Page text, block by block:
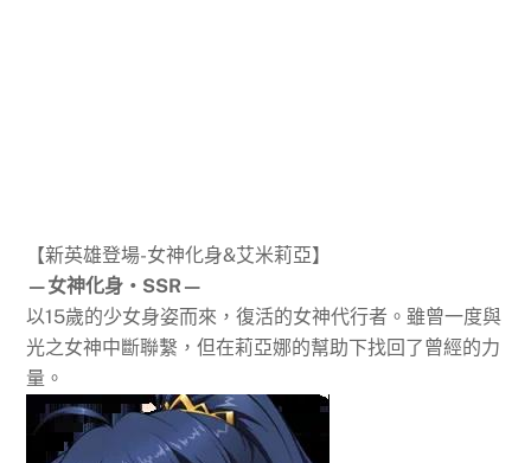
【新英雄登場-女神化身&艾米莉亞】
—女神化身‧SSR—
以15歲的少女身姿而來，復活的女神代行者。雖曾一度與
光之女神中斷聯繫，但在莉亞娜的幫助下找回了曾經的力
量。